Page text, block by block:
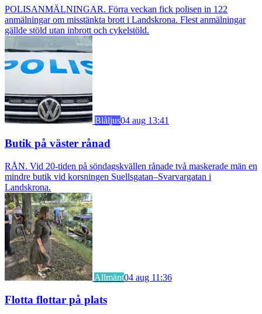
POLISANMÄLNINGAR. Förra veckan fick polisen in 122
anmälningar om misstänkta brott i Landskrona. Flest anmälningar
gällde stöld utan inbrott och cykelstöld.
Blåljus04 aug 13:41
Butik på väster rånad
RÅN. Vid 20-tiden på söndagskvällen rånade två maskerade män en
mindre butik vid korsningen Suellsgatan–Svarvargatan i
Landskrona.
Allmänt04 aug 11:36
Flotta flottar på plats